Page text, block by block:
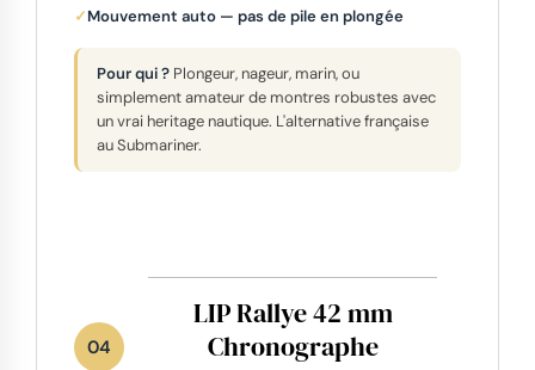
Mouvement auto — pas de pile en plongée
Pour qui ? Plongeur, nageur, marin, ou
simplement amateur de montres robustes avec
un vrai heritage nautique. L'alternative française
au Submariner.
04
LIP Rallye 42 mm
Chronographe